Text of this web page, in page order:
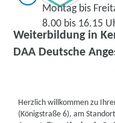
Weiterbildung in
DAA Deutsche
Montag bis
8.00 bis 16.15
Herzlich willkommen zu
(Königstraße 6), am